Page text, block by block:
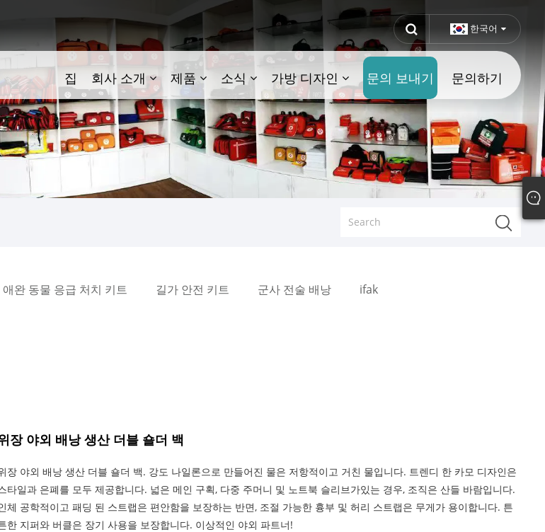
한국어
집 회사 소개 제품 소식 가방 디자인 문의 보내기 문의하기
애완 동물 응급 처치 키트 길가 안전 키트 군사 전술 배낭 ifak
장 야외 배낭 생산 더블 숄더 백
장 야외 배낭 생산 더블 숄더 백. 강도 나일론으로 만들어진 물은 저항적이고 거친 물입니다. 트렌디 한 카모 디자인은
타일과 은폐를 모두 제공합니다. 넓은 메인 구획, 다중 주머니 및 노트북 슬리브가있는 경우, 조직은 산들 바람입니다.
체 공학적이고 패딩 된 스트랩은 편안함을 보장하는 반면, 조절 가능한 흉부 및 허리 스트랩은 무게가 용이합니다. 튼
한 지퍼와 버클은 장기 사용을 보장합니다. 이상적인 야외 파트너!